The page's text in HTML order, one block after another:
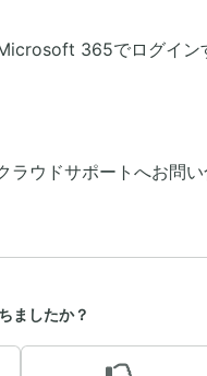
365でログイン
ウドサポートへお問い
ましたか？